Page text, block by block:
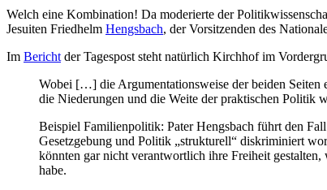
Welch eine Kombination! Da moderierte der
Jesuiten Friedhelm Hengsbach, der Vorsitzenden des
Im Berichtder Tagespost steht natürlich Kirchhof im
Wobei […] die Argumentationsweise der beiden Seiten
die Niederungen und die Weite der praktischen Politik
Beispiel Familienpolitik: Pater Hengsbach führt den
Gesetzgebung und Politik „strukturell“ diskriminiert
könnten gar nicht verantwortlich ihre Freiheit
habe.